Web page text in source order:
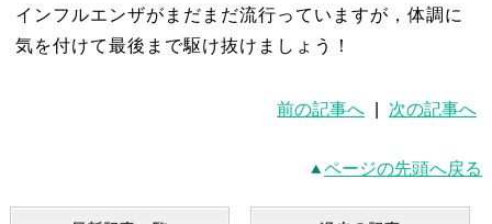
インフルエンザがまだまだ流行っていますが，体調に
気を付けて最後まで駆け抜けましょう！
前の記事へ 次の記事へ
ページの先頭へ戻る
最新記事一覧